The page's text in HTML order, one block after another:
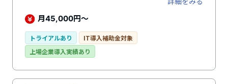
Edition」は全国2,400以上の社労士事務所で利用され
ているシステムをベースに、一般企業向けの機能を加
できるサービスです。「DirectHR」は従業員と管理部
門のデータ連携を効率化し、身上情報やマイナンバー提
出、雇用契約書や雇用保険被保険者証の配信、年末調整
申告まで必要な機能を柔軟に組み合わせて業務最適化を
支援します。
月45,000円〜
トライアルあり
IT導入補助金対象
上場企業導入実績あり